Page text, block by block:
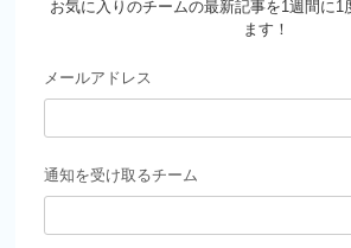
お気に入りのチームの最新記事を1週間に1
ます！
メールアドレス
通知を受け取るチーム